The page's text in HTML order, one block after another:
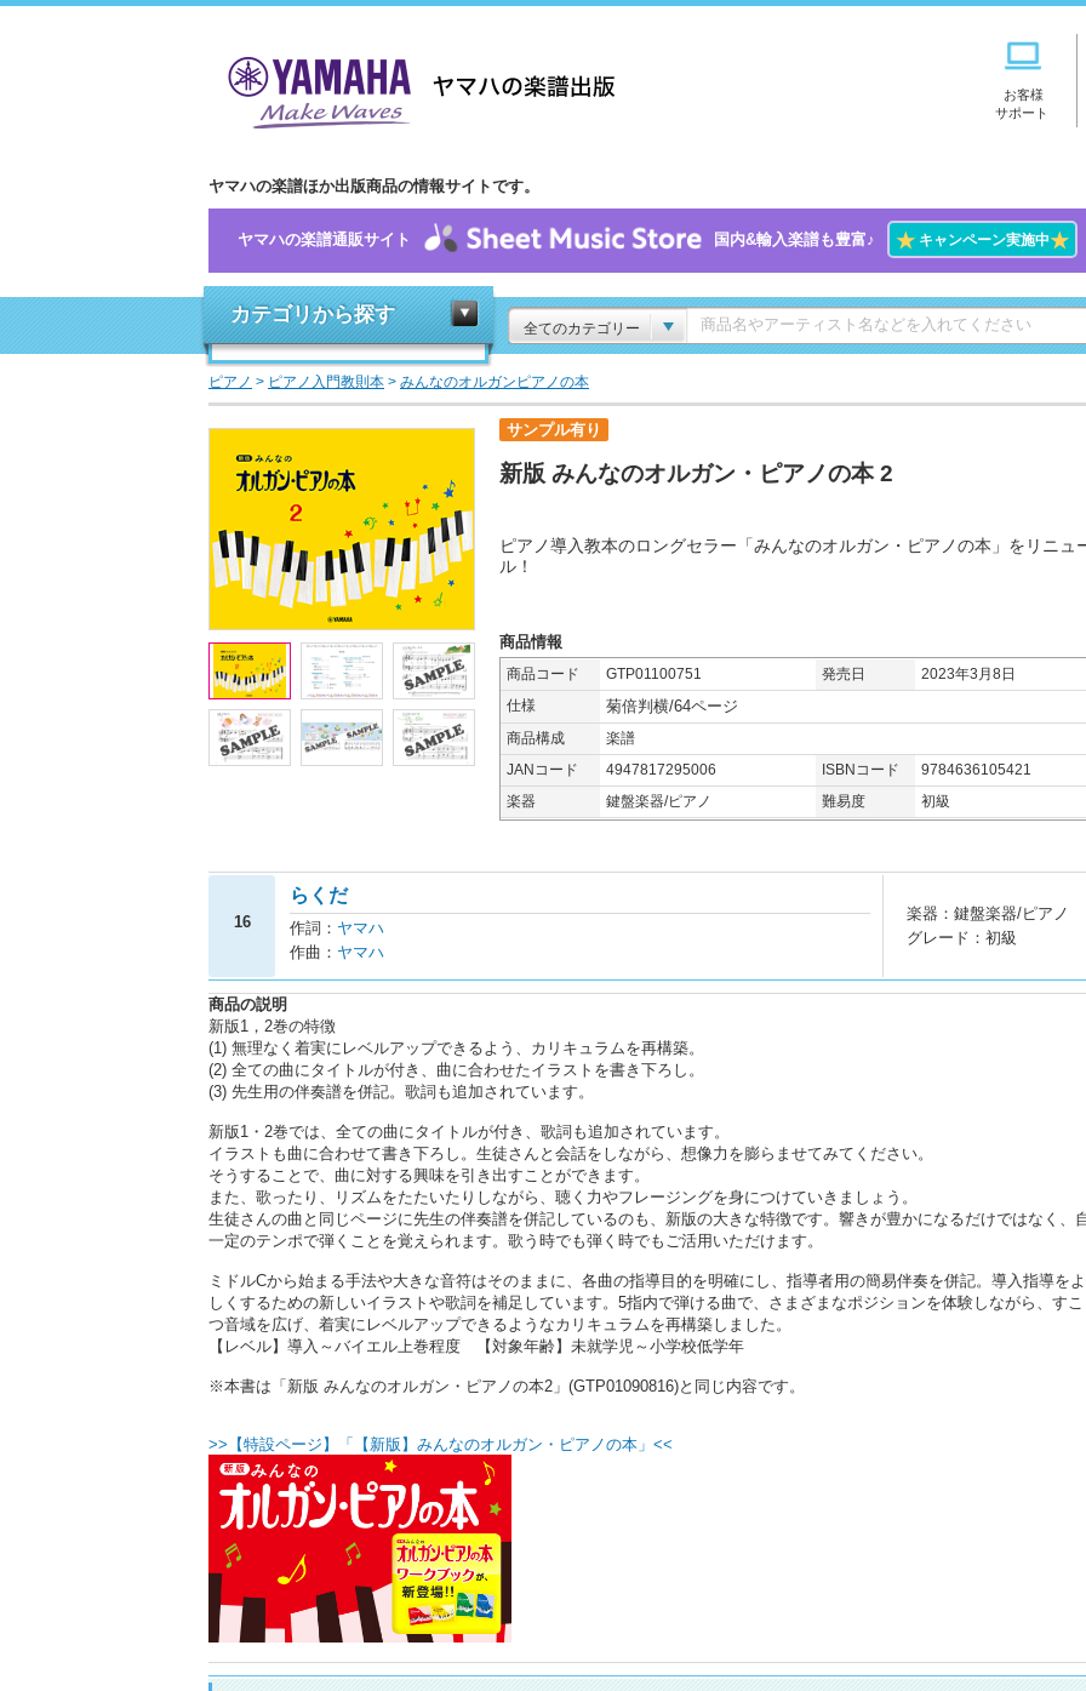
お客様
サポート
ヤマハの楽譜ほか出版商品の情報サイトです。
ヤマハの楽譜通販サイト 国内&輸入楽譜も豊富♪ ★キャンペーン実施中★
カテゴリから探す
全てのカテゴリー
ピアノ > ピアノ入門教則本 > みんなのオルガンピアノの本
サンプル有り
新版 みんなのオルガン・ピアノの本 2
ピアノ導入教本のロングセラー「みんなのオルガン・ピアノの本」をリニュ
ル！
商品情報
商品コード GTP01100751 発売日
2023年3月8日
仕様
菊倍判横/64ページ
商品構成
楽譜
JANコード
4947817295006 ISBNコード
9784636105421
楽器
鍵盤楽器/ピアノ 難易度 初級
16
らくだ
作詞： ヤマハ
作曲： ヤマハ
楽器：鍵盤楽器/ピアノ
グレード：初級
商品の説明
新版1，2巻の特徴
(1) 無理なく着実にレベルアップできるよう、カリキュラムを再構築。
(2) 全ての曲にタイトルが付き、曲に合わせたイラストを書き下ろし。
(3) 先生用の伴奏譜を併記。歌詞も追加されています。
新版1・2巻では、全ての曲にタイトルが付き、歌詞も追加されています。
イラストも曲に合わせて書き下ろし。生徒さんと会話をしながら、想像力を膨らませてみてください。
そうすることで、曲に対する興味を引き出すことができます。
また、歌ったり、リズムをたたいたりしながら、聴く力やフレージングを身につけていきましょう。
生徒さんの曲と同じページに先生の伴奏譜を併記しているのも、新版の大きな特徴です。響きが豊かになるだけではなく、
一定のテンポで弾くことを覚えられます。歌う時でも弾く時でもご活用いただけます。
ミドルCから始まる手法や大きな音符はそのままに、各曲の指導目的を明確にし、指導者用の簡易伴奏を併記。導入指導を
しくするための新しいイラストや歌詞を補足しています。5指内で弾ける曲で、さまざまなポジションを体験しながら、す
つ音域を広げ、着実にレベルアップできるようなカリキュラムを再構築しました。
【レベル】導入～バイエル上巻程度 【対象年齢】未就学児～小学校低学年
※本書は「新版 みんなのオルガン・ピアノの本2」(GTP01090816)と同じ内容です。
>>【特設ページ】「【新版】みんなのオルガン・ピアノの本」<<